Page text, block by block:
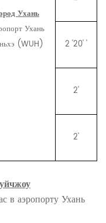
Ухань
Ухань
(WUH)
2 '20' '
2'
2'
в аэропорту Ухань